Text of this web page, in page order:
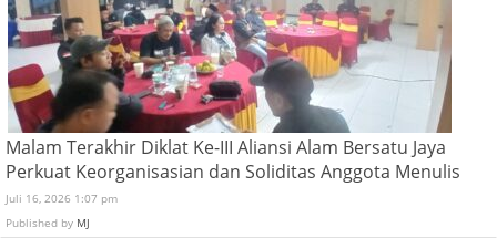
Malam Terakhir Diklat Ke-III Aliansi Alam Bersatu Jaya
Perkuat Keorganisasian dan Soliditas Anggota Menulis
Juli 16, 2026 1:07 pm
Published by MJ